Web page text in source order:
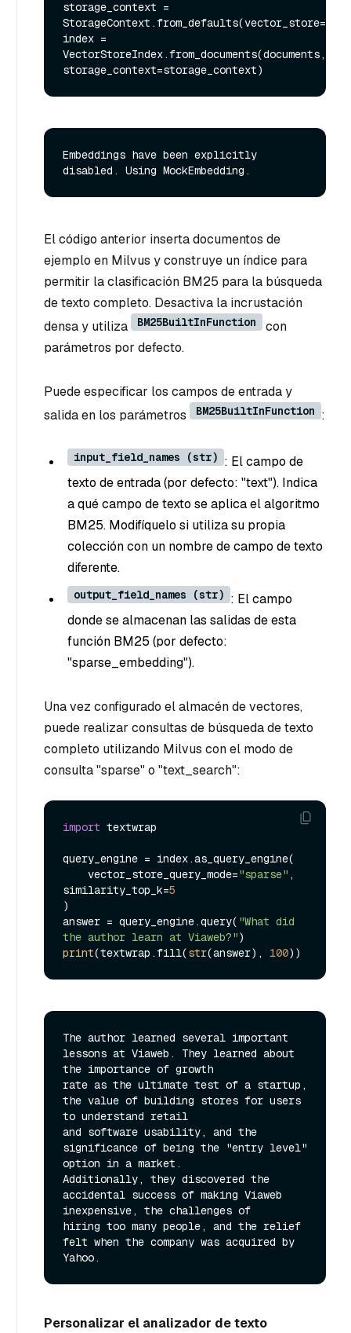
storage_context =
index =
VectorStoreIndex.from_documents(documents,
Embeddings have been explicitly
El código anterior inserta documentos de
ejemplo en Milvus y construye un índice para
permitir la clasificación BM25 para la búsqueda
de texto completo. Desactiva la incrustación
densa y utiliza
BM25BuiltInFunction
con
parámetros por defecto.
Puede especificar los campos de entrada y
salida en los parámetros
BM25BuiltInFunction :
input_field_names (str) : El campo de
texto de entrada (por defecto: "text"). Indica
a qué campo de texto se aplica el algoritmo
BM25. Modifíquelo si utiliza su propia
colección con un nombre de campo de texto
diferente.
output_field_names (str) : El campo
donde se almacenan las salidas de esta
función BM25 (por defecto:
"sparse_embedding").
Una vez configurado el almacén de vectores,
puede realizar consultas de búsqueda de texto
completo utilizando Milvus con el modo de
consulta "sparse" o "text_search":
import textwrap
query_engine = index.as_query_engine(
    vector_store_query_mode=
"sparse" ,
similarity_top_k=5
)
answer = query_engine.query( "What did
the author learn at Viaweb?"
print(textwrap.fill(str(answer), 100
The author learned several important
lessons at Viaweb. They learned about
the importance of growth
rate as the ultimate test of a startup,
the value of building stores for users
to understand retail
and software usability, and the
significance of being the "entry level"
option in a market.
Additionally, they discovered the
accidental success of making Viaweb
inexpensive, the challenges of
hiring too many people, and the relief
felt when the company was acquired by
Personalizar el analizador de texto